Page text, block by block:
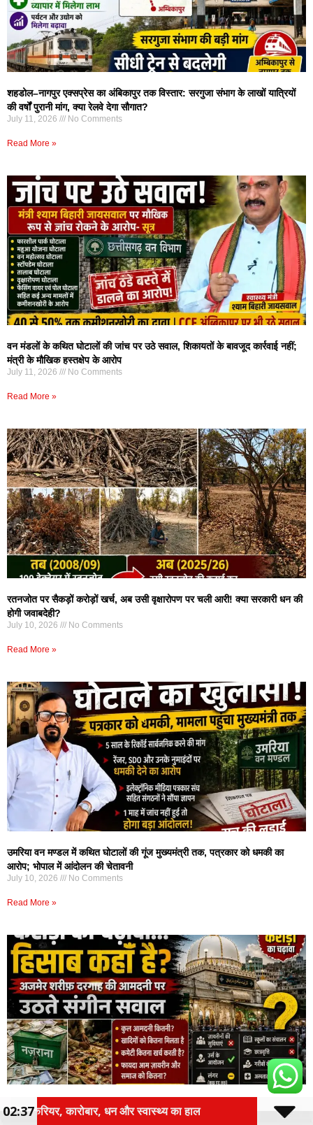
शहडोल–नागपुर एक्सप्रेस का अंबिकापुर तक विस्तार: सरगुजा संभाग के लाखों यात्रियों
की वर्षों पुरानी मांग, क्या रेलवे देगा सौगात?
July 11, 2026 No Comments
Read More »
वन मंडलों के कथित घोटालों की जांच पर उठे सवाल, शिकायतों के बावजूद कार्रवाई नहीं;
मंत्री के मौखिक हस्तक्षेप के आरोप
July 11, 2026 No Comments
Read More »
रतनजोत पर सैकड़ों करोड़ों खर्च, अब उसी वृक्षारोपण पर चली आरी! क्या सरकारी धन की
होगी जवाबदेही?
July 10, 2026 No Comments
Read More »
उमरिया वन मण्डल में कथित घोटालों की गूंज मुख्यमंत्री तक, पत्रकार को धमकी का
आरोप; भोपाल में आंदोलन की चेतावनी
July 10, 2026 No Comments
Read More »
करोड़ों का नज़राना… मगर हिसाब कहाँ? अजमेर शरीफ़ दरगाह की आमदनी पर उठते
संगीन सवाल?
का हाल राशन दुकानों पर खाद्यान्न वितरण व्यवस्था होगी
02:37